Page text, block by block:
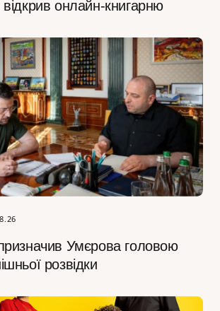
онлайн-книгарню
Умєрова головою
розвідки